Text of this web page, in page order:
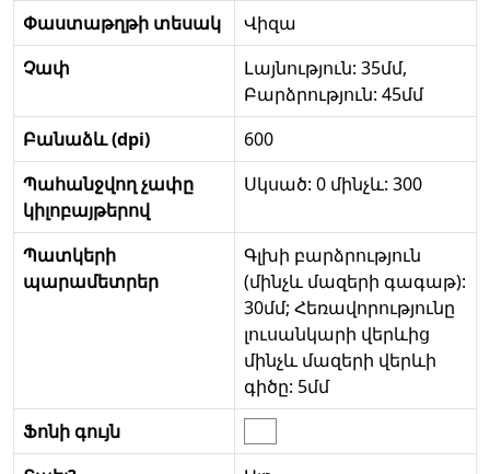
Փաստաթղթի տեսակ
Վիզա
Չափ
Լայնություն: 35մմ,
Բարձրություն: 45մմ
Բանաձև (dpi)
600
Պահանջվող չափը
կիլոբայթերով
Սկսած: 0 մինչև: 300
Պատկերի
պարամետրեր
Գլխի բարձրություն
(մինչև մազերի գագաթ):
30մմ; Հեռավորությունը
լուսանկարի վերևից
մինչև մազերի վերևի
գիծը: 5մմ
Ֆոնի գույն